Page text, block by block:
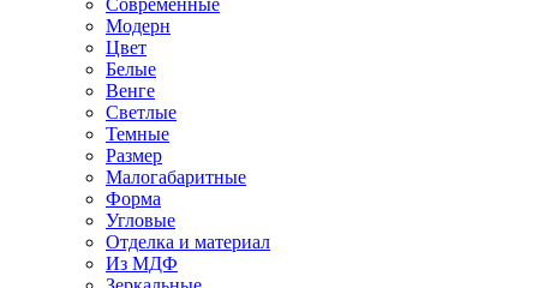
Современные
Модерн
Цвет
Белые
Венге
Светлые
Темные
Размер
Малогабаритные
Форма
Угловые
Отделка и материал
Из МДФ